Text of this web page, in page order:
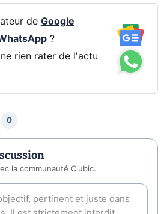
de Google
?
rien rater de l'actu
0
la communauté Clubic.